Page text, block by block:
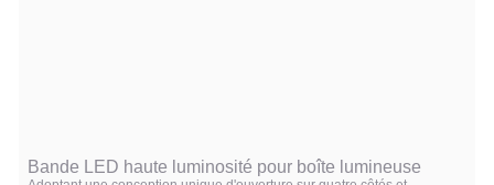
Bande LED haute luminosité pour boîte lumineuse